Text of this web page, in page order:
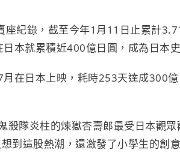
座紀錄，截至今年1 月 11 日止累計
日本就累積近400億日圓，成為日本
月在日本上映，耗時253天達成300
殺隊炎柱的煉獄杏壽郎最受日本觀眾
到這股熱潮，還激發了小學生的創意